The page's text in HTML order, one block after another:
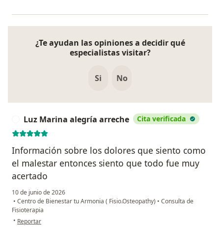
¿Te ayudan las opiniones a decidir qué
especialistas visitar?
Si No
Luz Marina alegría arreche Cita verificada
Información sobre los dolores que siento como
el malestar entonces siento que todo fue muy
acertado
10 de junio de 2026
• Centro de Bienestar tu Armonia ( Fisio.Osteopathy) • Consulta de
Fisioterapia
• en opinión del usuario Luz Marina alegría arreche
Reportar